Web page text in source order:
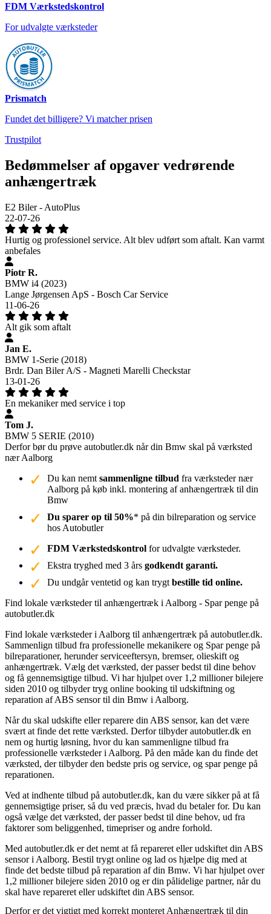
FDM Værkstedskontrol
For udvalgte værksteder
Prismatch
Fundet det billigere? Vi matcher prisen
Trustpilot
Bedømmelser af opgaver vedrørende
anhængertræk
E2 Biler - AutoPlus
22-07-26
Hurtig og professionel service. Alt blev udført som aftalt. Kan varmt
anbefales
Piotr R.
BMW i4 (2023)
Lange Jørgensen ApS - Bosch Car Service
11-06-26
Alt gik som aftalt
Jan E.
BMW 1-Serie (2018)
Brdr. Dan Biler A/S - Magneti Marelli Checkstar
13-01-26
En mekaniker med service i top
Tom J.
BMW 5 SERIE (2010)
Derfor bør du prøve autobutler.dk når din Bmw skal på værksted
nær Aalborg
Du kan nemt sammenligne tilbud fra værksteder nær
Aalborg på køb inkl. montering af anhængertræk til din
Bmw
Du sparer op til 50%* på din bilreparation og service
hos Autobutler
FDM Værkstedskontrol for udvalgte værksteder.
Ekstra tryghed med 3 års godkendt garanti.
Du undgår ventetid og kan trygt bestille tid online.
Find lokale værksteder til anhængertræk i Aalborg - Spar penge på
autobutler.dk
Find lokale værksteder i Aalborg til anhængertræk på autobutler.dk.
Sammenlign tilbud fra professionelle mekanikere og Spar penge på
bilreparationer, herunder serviceeftersyn, bremser, olieskift og
anhængertræk. Vælg det værksted, der passer bedst til dine behov
og få gennemsigtige tilbud. Vi har hjulpet over 1,2 millioner bilejere
siden 2010 og tilbyder tryg online booking til udskiftning og
reparation af ABS sensor til din Bmw i Aalborg.
Når du skal udskifte eller reparere din ABS sensor, kan det være
svært at finde det rette værksted. Derfor tilbyder autobutler.dk en
nem og hurtig løsning, hvor du kan sammenligne tilbud fra
professionelle værksteder i Aalborg. På den måde kan du finde det
værksted, der tilbyder den bedste pris og service, og spar penge på
reparationen.
Ved at indhente tilbud på autobutler.dk, kan du være sikker på at få
gennemsigtige priser, så du ved præcis, hvad du betaler for. Du kan
også vælge det værksted, der passer bedst til dine behov, ud fra
faktorer som beliggenhed, timepriser og andre forhold.
Med autobutler.dk er det nemt at få repareret eller udskiftet din ABS
sensor i Aalborg. Bestil trygt online og lad os hjælpe dig med at
finde det bedste tilbud på reparation af din Bmw. Vi har hjulpet over
1,2 millioner bilejere siden 2010 og er din pålidelige partner, når du
skal have repareret eller udskiftet din ABS sensor.
Derfor er det vigtigt med korrekt monteret Anhængertræk til din